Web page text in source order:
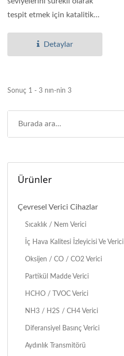
tespit etmek için katalitik
Detaylar
Sonuç 1 - 3 nın-nin 3
Ürünler
Çevresel Verici Cihazlar
Sıcaklık / Nem Verici
İç Hava Kalitesi İzleyicisi Ve Verici
Oksijen / CO / CO2 Verici
Partikül Madde Verici
HCHO / TVOC Verici
NH3 / H2S / CH4 Verici
Diferansiyel Basınç Verici
Aydınlık Transmitörü